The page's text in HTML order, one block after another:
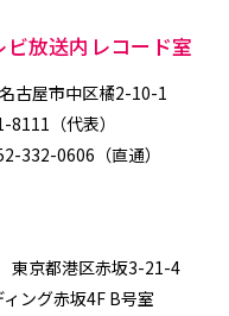
放送内レコード室
古屋市中区橘2-10-1
（代表）
332-0606（直通）
京都港区赤坂3-21-4
ング赤坂4F B号室